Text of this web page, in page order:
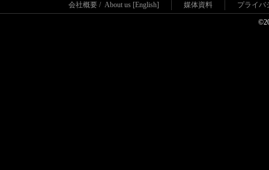
会社概要 / About us [English] 媒体資料 プライバ